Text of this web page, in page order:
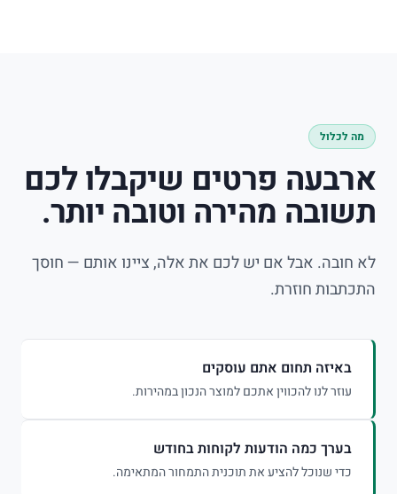
מה לכלול
ארבעה פרטים שיקבלו לכם
תשובה מהירה וטובה יותר.
לא חובה. אבל אם יש לכם את אלה, ציינו אותם — חוסך
התכתבות חוזרת.
באיזה תחום אתם עוסקים
עוזר לנו להכווין אתכם למוצר הנכון במהירות.
בערך כמה הודעות לקוחות בחודש
כדי שנוכל להציע את תוכנית התמחור המתאימה.